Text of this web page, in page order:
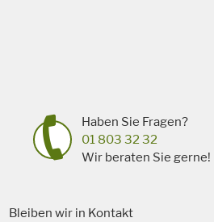
Haben Sie Fragen?
01 803 32 32
Wir beraten Sie gerne!
Bleiben wir in Kontakt